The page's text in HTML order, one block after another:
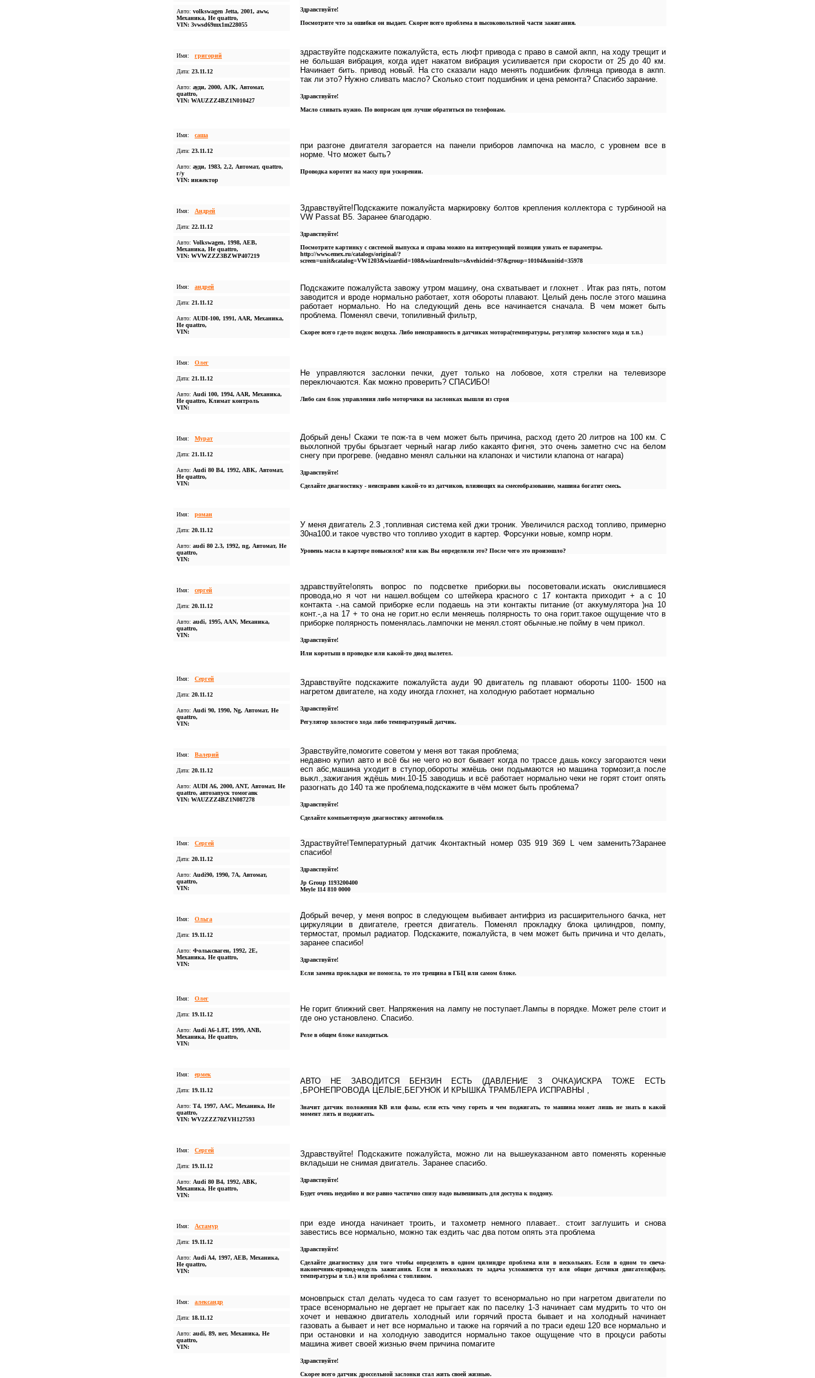
Авто: volkswagen Jetta, 2001, aww,
Механика, Не quattro,
VIN: 3vwsd69mx1m228055
Здравствуйте!
Посмотрите что за ошибки он выдает. Скорее всего проблема в высоковольтной части зажигания.
Имя: григорий
Дата: 23.11.12
Авто: ауди, 2000, AJK, Автомат,
quattro,
VIN: WAUZZZ4BZ1N010427
здраствуйте подскажите пожалуйста, есть люфт привода с право в самой акпп, на ходу трещит и
не большая вибрация, когда идет накатом вибрация усиливается при скорости от 25 до 40 км.
Начинает бить. привод новый. На сто сказали надо менять подшибник флянца привода в акпп.
так ли это? Нужно сливать масло? Сколько стоит подшибник и цена ремонта? Спасибо зарание.
Здравствуйте!
Масло сливать нужно. По вопросам цен лучше обратиться по телефонам.
Имя: саша
Дата: 23.11.12
Авто: ауди, 1983, 2,2, Автомат, quattro,
г/у
VIN: инжектор
при разгоне двигателя загорается на панели приборов лампочка на масло, с уровнем все в
норме. Что может быть?
Проводка коротит на массу при ускорении.
Имя: Андрей
Дата: 22.11.12
Авто: Volkswagen, 1998, AEB,
Механика, Не quattro,
VIN: WVWZZZ3BZWP407219
Здравствуйте!Подскажите пожалуйста маркировку болтов крепления коллектора с турбиноой на
VW Passat B5. Заранее благодарю.
Здравствуйте!
Посмотрите картинку с системой выпуска и справа можно на интересующей позиции узнать ее параметры.
http://www.emex.ru/catalogs/original/?
screen=unit&catalog=VW1203&wizardid=108&wizardresults=s&vehicleid=97&group=10104&unitid=35978
Имя: андрей
Дата: 21.11.12
Авто: AUDI-100, 1991, AAR, Механика,
Не quattro,
VIN:
Подскажите пожалуйста завожу утром машину, она схватывает и глохнет . Итак раз пять, потом
заводится и вроде нормально работает, хотя обороты плавают. Целый день после этого машина
работает нормально. Но на следующий день все начинается сначала. В чем может быть
проблема. Поменял свечи, топиливный фильтр,
Скорее всего где-то подсос воздуха. Либо неисправность в датчиках мотора(температуры, регулятор холостого хода и т.п.)
Имя: Олег
Дата: 21.11.12
Авто: Audi 100, 1994, AAR, Механика,
Не quattro, Климат контроль
VIN:
Не управляются заслонки печки, дует только на лобовое, хотя стрелки на телевизоре
переключаются. Как можно проверить? СПАСИБО!
Либо сам блок управления либо моторчики на заслонках вышли из строя
Имя: Мурат
Дата: 21.11.12
Авто: Audi 80 B4, 1992, ABK, Автомат,
Не quattro,
VIN:
Добрый день! Скажи те пож-та в чем может быть причина, расход гдето 20 литров на 100 км. С
выхлопной трубы брызгает черный нагар либо какаято фигня, это очень заметно счс на белом
снегу при прогреве. (недавно менял сальнки на клапонах и чистили клапона от нагара)
Здравствуйте!
Сделайте диагностику - неисправен какой-то из датчиков, влияющих на смесеобразование, машина богатит смесь.
Имя: роман
Дата: 20.11.12
Авто: audi 80 2.3, 1992, ng, Автомат, Не
quattro,
VIN:
У меня двигатель 2.3 ,топливная система кей джи троник. Увеличился расход топливо, примерно
30на100.и такое чувство что топливо уходит в картер. Форсунки новые, компр норм.
Уровень масла в картере повысился? или как Вы определили это? После чего это произошло?
Имя: сергей
Дата: 20.11.12
Авто: audi, 1995, AAN, Механика,
quattro,
VIN:
здравствуйте!опять вопрос по подсветке приборки.вы посоветовали.искать окислившиеся
провода,но я чот ни нашел.вобщем со штейкера красного с 17 контакта приходит + а с 10
контакта -.на самой приборке если подаешь на эти контакты питание (от аккумулятора )на 10
конт.-,а на 17 + то она не горит.но если меняешь полярность то она горит.такое ощущение что в
приборке полярность поменялась.лампочки не менял.стоят обычные.не пойму в чем прикол.
Здравствуйте!
Или коротыш в проводке или какой-то диод вылетел.
Имя: Сергей
Дата: 20.11.12
Авто: Audi 90, 1990, Ng, Автомат, Не
quattro,
VIN:
Здравствуйте подскажите пожалуйста ауди 90 двигатель ng плавают обороты 1100- 1500 на
нагретом двигателе, на ходу иногда глохнет, на холодную работает нормально
Здравствуйте!
Регулятор холостого хода либо температурный датчик.
Имя: Валерий
Дата: 20.11.12
Авто: AUDI A6, 2000, ANT, Автомат, Не
quattro, автозапуск томогавк
VIN: WAUZZZ4BZ1N087278
Зравствуйте,помогите советом у меня вот такая проблема;
недавно купил авто и всё бы не чего но вот бывает когда по трассе дашь коксу загораются чеки
есп абс,машина уходит в ступор,обороты жмёшь они подымаются но машина тормозит,а после
выкл.,зажигания ждёшь мин.10-15 заводишь и всё работает нормально чеки не горят стоит опять
разогнать до 140 та же проблема,подскажите в чём может быть проблема?
Здравствуйте!
Сделайте компьютерную диагностику автомобиля.
Имя: Сергей
Дата: 20.11.12
Авто: Audi90, 1990, 7A, Автомат,
quattro,
VIN:
Здраствуйте!Температурный датчик 4контактный номер 035 919 369 L чем заменить?Заранее
спасибо!
Здравствуйте!
Jp Group 1193200400
Meyle 114 810 0000
Имя: Ольга
Дата: 19.11.12
Авто: Фольксваген, 1992, 2E,
Механика, Не quattro,
VIN:
Добрый вечер, у меня вопрос в следующем выбивает антифриз из расширительного бачка, нет
циркуляции в двигателе, греется двигатель. Поменял прокладку блока цилиндров, помпу,
термостат, промыл радиатор. Подскажите, пожалуйста, в чем может быть причина и что делать,
заранее спасибо!
Здравствуйте!
Если замена прокладки не помогла, то это трещина в ГБЦ или самом блоке.
Имя: Олег
Дата: 19.11.12
Авто: Audi A6-1.8T, 1999, ANB,
Механика, Не quattro,
VIN:
Не горит ближний свет. Напряжения на лампу не поступает.Лампы в порядке. Может реле стоит и
где оно установлено. Спасибо.
Реле в общем блоке находиться.
Имя: ермек
Дата: 19.11.12
Авто: Т4, 1997, AAC, Механика, Не
quattro,
VIN: WV2ZZZ70ZVH127593
АВТО НЕ ЗАВОДИТСЯ БЕНЗИН ЕСТЬ (ДАВЛЕНИЕ 3 ОЧКА)ИСКРА ТОЖЕ ЕСТЬ
,БРОНЕПРОВОДА ЦЕЛЫЕ,БЕГУНОК И КРЫШКА ТРАМБЛЕРА ИСПРАВНЫ ,
Значит датчик положения КВ или фазы, если есть чему гореть и чем поджигать, то машина может лишь не знать в какой
момент лить и поджигать.
Имя: Сергей
Дата: 19.11.12
Авто: Audi 80 B4, 1992, ABK,
Механика, Не quattro,
VIN:
Здравствуйте! Подскажите пожалуйста, можно ли на вышеуказанном авто поменять коренные
вкладыши не снимая двигатель. Заранее спасибо.
Здравствуйте!
Будет очень неудобно и все равно частично снизу надо вывешивать для доступа к поддону.
Имя: Астамур
Дата: 19.11.12
Авто: Audi A4, 1997, AEB, Механика,
Не quattro,
VIN:
при езде иногда начинает троить, и тахометр немного плавает.. стоит заглушить и снова
завестись все нормально, можно так ездить час два потом опять эта проблема
Здравствуйте!
Сделайте диагностику для того чтобы определить в одном цилиндре проблема или в нескольких. Если в одном то свеча-
наконечник-провод-модуль зажигания. Если в нескольких то задача усложняется тут или общие датчики двигателя(фазу,
температуры и т.п.) или проблема с топливом.
Имя: александр
Дата: 18.11.12
Авто: audi, 89, нет, Механика, Не
quattro,
VIN:
моновпрыск стал делать чудеса то сам газует то всенормально но при нагретом двигатели по
трасе всенормально не дергает не прыгает как по паселку 1-3 начинает сам мудрить то что он
хочет и неважно двигатель холодный или горячий проста бывает и на холодный начинает
газовать а бывает и нет все нормально и также на горячий а по траси едеш 120 все нормально и
при остановки и на холодную заводится нормально такое ощущение что в процуси работы
машина живет своей жизнью вчем причина помагите
Здравствуйте!
Скорее всего датчик дроссельной заслонки стал жить своей жизнью.